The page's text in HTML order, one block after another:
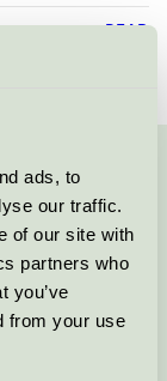
ads, to
our traffic.
of our site with
partners who
you’ve
from your use
PEAB